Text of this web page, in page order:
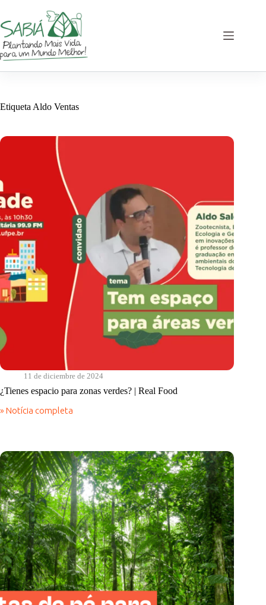
contenido
Etiqueta Aldo Ventas
11 de diciembre de 2024
¿Tienes espacio para zonas verdes? | Real Food
» Notícia completa
¿Tienes
verdes?
|
Real
Food